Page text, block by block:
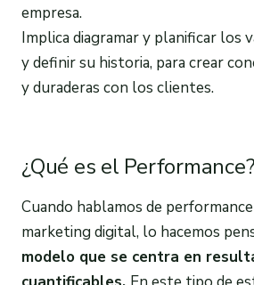
empresa.
Implica diagramar y planificar los
y definir su historia, para crear
y duraderas con los clientes.
¿Qué es el Performance?
Cuando hablamos de
marketing digital, lo hacemos
modelo que se centra en